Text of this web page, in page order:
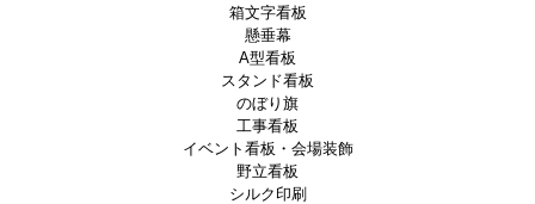
箱文字看板
懸垂幕
A型看板
スタンド看板
のぼり旗
工事看板
イベント看板・会場装飾
野立看板
シルク印刷